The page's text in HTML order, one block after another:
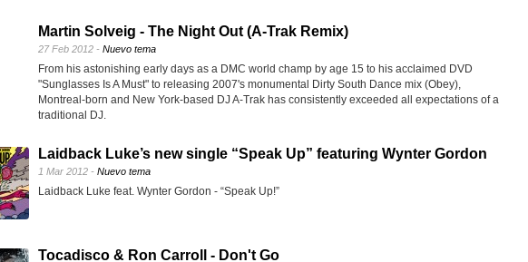
Martin Solveig - The Night Out (A-Trak Remix)
27 Feb 2012 - Nuevo tema
From his astonishing early days as a DMC world champ by age 15 to his acclaimed DVD
"Sunglasses Is A Must" to releasing 2007's monumental Dirty South Dance mix (Obey),
Montreal-born and New York-based DJ A-Trak has consistently exceeded all expectations of a
traditional DJ.
Laidback Luke’s new single “Speak Up” featuring Wynter Gordon
1 Mar 2012 - Nuevo tema
Laidback Luke feat. Wynter Gordon - “Speak Up!”
Tocadisco & Ron Carroll - Don't Go